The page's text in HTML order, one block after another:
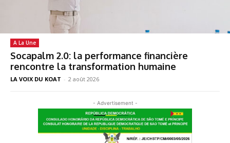
A La Une
Socapalm 2.0: la performance financière
rencontre la transformation humaine
LA VOIX DU KOAT - 2 août 2026
- Advertisement -